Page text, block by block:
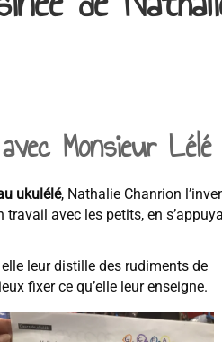
Monsieur Lélé
ukulélé, Nathalie Chanrion
travail avec les petits, en
leur distille des rudiments de
fixer ce qu’elle leur enseigne.